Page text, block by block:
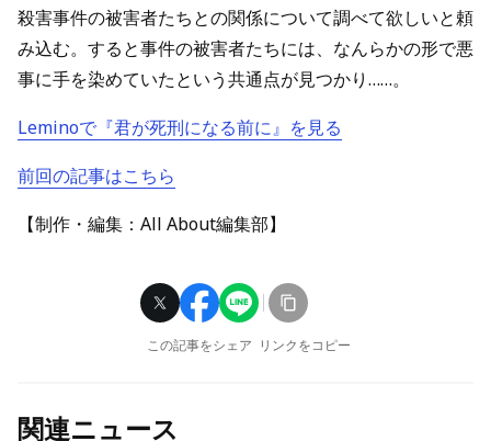
殺害事件の被害者たちとの関係について調べて欲しいと頼
み込む。すると事件の被害者たちには、なんらかの形で悪
事に手を染めていたという共通点が見つかり……。
Leminoで『君が死刑になる前に』を見る
前回の記事はこちら
【制作・編集：All About編集部】
この記事をシェア リンクをコピー
関連ニュース